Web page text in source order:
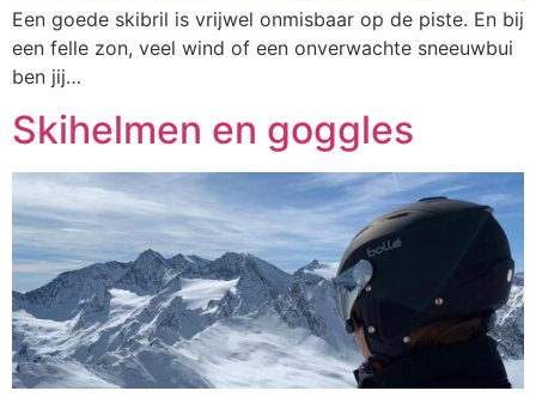
Een goede skibril is vrijwel onmisbaar op de piste. En bij
een felle zon, veel wind of een onverwachte sneeuwbui
ben jij…
Skihelmen en goggles